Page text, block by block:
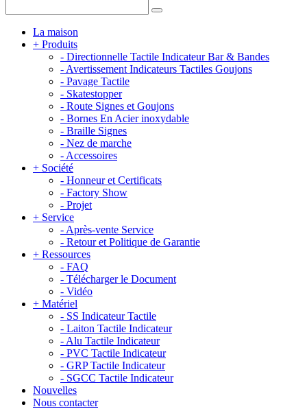
La maison
+ Produits
- Directionnelle Tactile Indicateur Bar & Bandes
- Avertissement Indicateurs Tactiles Goujons
- Pavage Tactile
- Skatestopper
- Route Signes et Goujons
- Bornes En Acier inoxydable
- Braille Signes
- Nez de marche
- Accessoires
+ Société
- Honneur et Certificats
- Factory Show
- Projet
+ Service
- Après-vente Service
- Retour et Politique de Garantie
+ Ressources
- FAQ
- Télécharger le Document
- Vidéo
+ Matériel
- SS Indicateur Tactile
- Laiton Tactile Indicateur
- Alu Tactile Indicateur
- PVC Tactile Indicateur
- GRP Tactile Indicateur
- SGCC Tactile Indicateur
Nouvelles
Nous contacter